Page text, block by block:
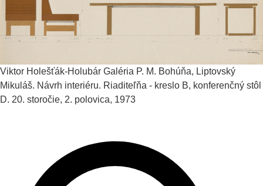
Viktor Holešťák-Holubár Galéria P. M. Bohúňa, Liptovský
Mikuláš. Návrh interiéru. Riaditeľňa - kreslo B, konferenčný stôl
D. 20. storočie, 2. polovica, 1973